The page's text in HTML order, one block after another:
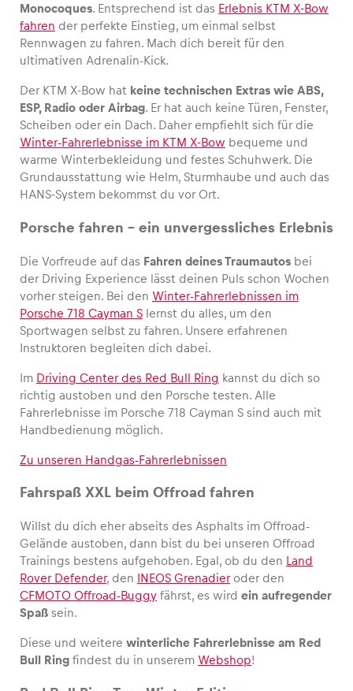
Monocoques. Entsprechend ist das Erlebnis KTM X-Bow
fahren der perfekte Einstieg, um einmal selbst
Rennwagen zu fahren. Mach dich bereit für den
ultimativen Adrenalin-Kick.
Der KTM X-Bow hat keine technischen Extras wie ABS,
ESP, Radio oder Airbag. Er hat auch keine Türen, Fenster,
Scheiben oder ein Dach. Daher empfiehlt sich für die
Winter-Fahrerlebnisse im KTM X-Bow bequeme und
warme Winterbekleidung und festes Schuhwerk. Die
Grundausstattung wie Helm, Sturmhaube und auch das
HANS-System bekommst du vor Ort.
Porsche fahren – ein unvergessliches Erlebnis
Die Vorfreude auf das Fahren deines Traumautos bei
der Driving Experience lässt deinen Puls schon Wochen
vorher steigen. Bei den Winter-Fahrerlebnissen im
Porsche 718 Cayman S lernst du alles, um den
Sportwagen selbst zu fahren. Unsere erfahrenen
Instruktoren begleiten dich dabei.
Im Driving Center des Red Bull Ring kannst du dich so
richtig austoben und den Porsche testen. Alle
Fahrerlebnisse im Porsche 718 Cayman S sind auch mit
Handbedienung möglich.
Zu unseren Handgas-Fahrerlebnissen
Fahrspaß XXL beim Offroad fahren
Willst du dich eher abseits des Asphalts im Offroad-
Gelände austoben, dann bist du bei unseren Offroad
Trainings bestens aufgehoben. Egal, ob du den Land
Rover Defender, den INEOS Grenadieroder den
CFMOTO Offroad-Buggy fährst, es wird ein aufregender
Spaß sein.
Diese und weitere winterliche Fahrerlebnisse am Red
Bull Ring findest du in unserem Webshop!